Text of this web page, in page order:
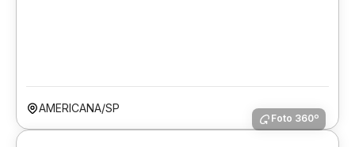
AMERICANA/SP
Foto 360º